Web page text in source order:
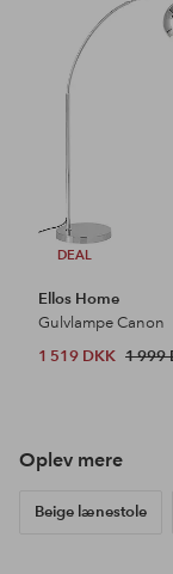
DEAL
Ellos Home
Gulvlampe Canon
1 519 DKK 1 999
Oplev mere
Beige lænestole